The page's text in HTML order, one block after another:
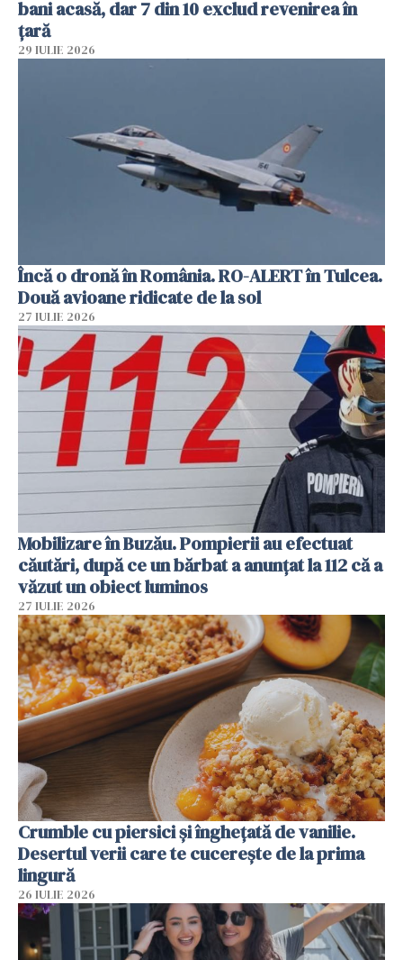
bani acasă, dar 7 din 10 exclud revenirea în
țară
29 IULIE 2026
Încă o dronă în România. RO-ALERT în Tulcea.
Două avioane ridicate de la sol
27 IULIE 2026
Mobilizare în Buzău. Pompierii au efectuat
căutări, după ce un bărbat a anunțat la 112 că a
văzut un obiect luminos
27 IULIE 2026
Crumble cu piersici și înghețată de vanilie.
Desertul verii care te cucerește de la prima
lingură
26 IULIE 2026